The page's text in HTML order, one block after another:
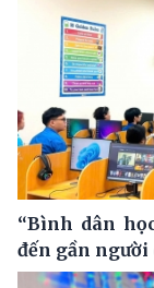
“Bình dân
đến gần người